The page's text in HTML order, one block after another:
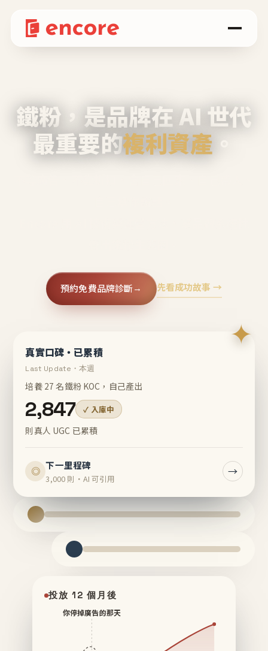
鐵粉，是品牌在 AI 世代
最重要的複利資產 。
預約免費品牌診斷→ 先看成功故事 →
✦
真實口碑・已累積
Last Update・本週
培養 27 名鐵粉 KOC，自己產出
2,847 ✓ 入庫中
則真人 UGC 已累積
◎ 下一里程碑
3,000 則・AI 可引用
→
投放 12 個月後
你停掉廣告的那天